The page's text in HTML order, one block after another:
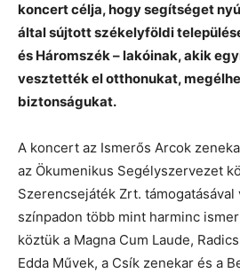
koncert célja, hogy segítséget
által sújtott székelyföldi
és Háromszék – lakóinak, akik
vesztették el otthonukat,
biztonságukat.
A koncert az Ismerős Arcok
az Ökumenikus Segélyszervezet
Szerencsejáték Zrt. támogatásával
színpadon több mint harminc
köztük a Magna Cum Laude,
Edda Művek, a Csík zenekar és a